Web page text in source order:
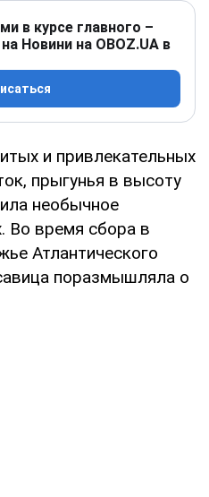
в курсе главного –
Новини на OBOZ.UA в
и привлекательных
прыгунья в высоту
необычное
Во время сбора в
Атлантического
поразмышляла о